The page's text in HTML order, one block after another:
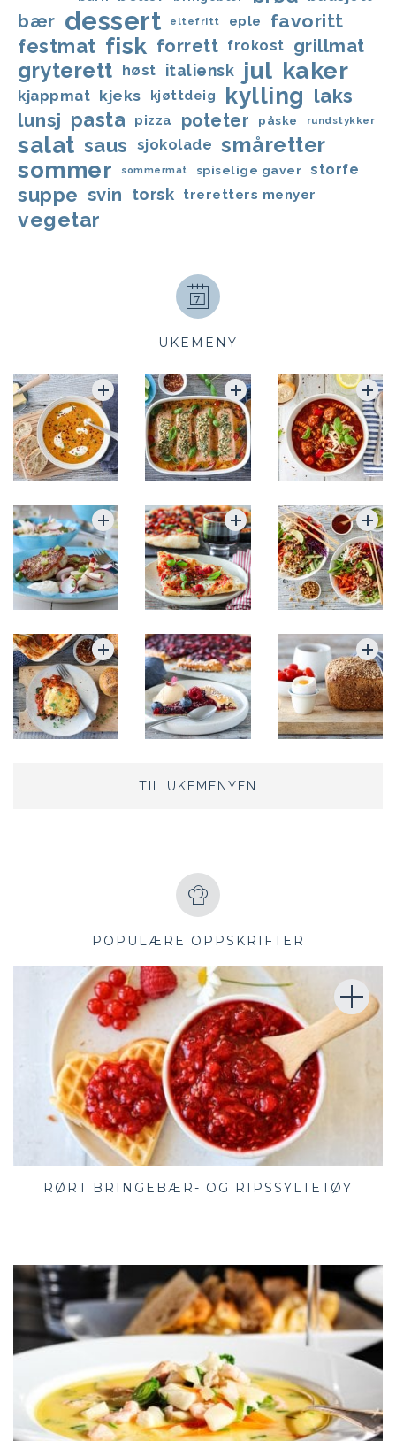
bær dessert eltefritt eple favoritt
festmat fisk forrett frokost grillmat
gryterett høst italiensk jul kaker
kjappmat kjeks kjøttdeig kylling laks
lunsj pasta pizza poteter påske rundstykker
salat saus sjokolade småretter
sommer sommermat spiselige gaver storfe
suppe svin torsk treretters menyer
vegetar
UKEMENY
TIL UKEMENYEN
POPULÆRE OPPSKRIFTER
RØRT BRINGEBÆR- OG RIPSSYLTETØY